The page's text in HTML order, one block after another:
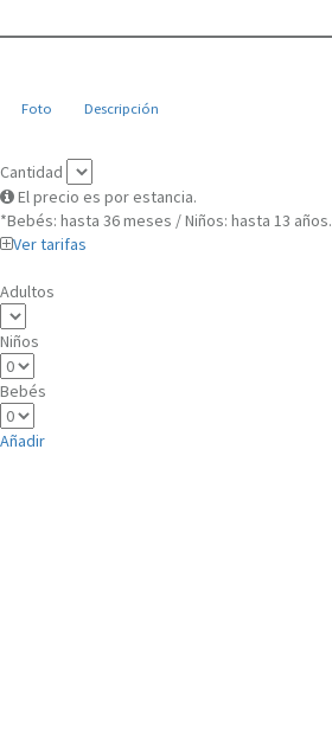
Foto Descripción
Cantidad
El precio es por estancia.
*Bebés: hasta 36 meses / Niños: hasta 13 años.
Ver tarifas
Adultos
Niños
Bebés
Añadir